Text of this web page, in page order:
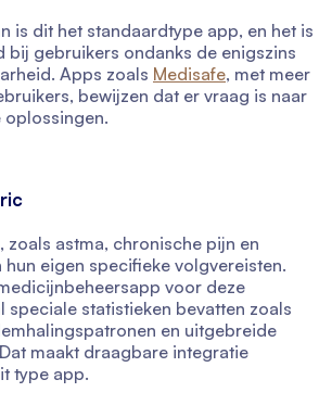
is dit het standaardtype app, en het is
bij gebruikers ondanks de enigszins
Apps zoals Medisafe, met meer
bewijzen dat er vraag is naar
oplossingen.
zoals astma, chronische pijn en
eigen specifieke volgvereisten.
voor deze
speciale statistieken bevatten zoals
en uitgebreide
maakt draagbare integratie
type app.